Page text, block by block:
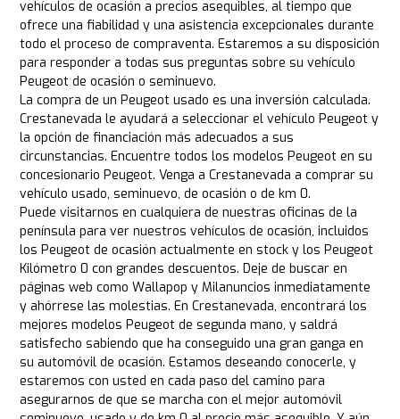
vehículos de ocasión a precios asequibles, al tiempo que
ofrece una fiabilidad y una asistencia excepcionales durante
todo el proceso de compraventa. Estaremos a su disposición
para responder a todas sus preguntas sobre su vehículo
Peugeot de ocasión o seminuevo.
La compra de un Peugeot usado es una inversión calculada.
Crestanevada le ayudará a seleccionar el vehículo Peugeot y
la opción de financiación más adecuados a sus
circunstancias. Encuentre todos los modelos Peugeot en su
concesionario Peugeot. Venga a Crestanevada a comprar su
vehículo usado, seminuevo, de ocasión o de km 0.
Puede visitarnos en cualquiera de nuestras oficinas de la
península para ver nuestros vehículos de ocasión, incluidos
los Peugeot de ocasión actualmente en stock y los Peugeot
Kilómetro 0 con grandes descuentos. Deje de buscar en
páginas web como Wallapop y Milanuncios inmediatamente
y ahórrese las molestias. En Crestanevada, encontrará los
mejores modelos Peugeot de segunda mano, y saldrá
satisfecho sabiendo que ha conseguido una gran ganga en
su automóvil de ocasión. Estamos deseando conocerle, y
estaremos con usted en cada paso del camino para
asegurarnos de que se marcha con el mejor automóvil